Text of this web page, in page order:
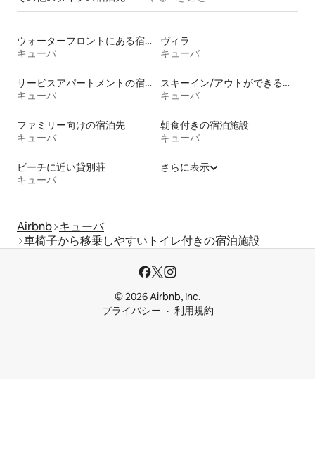
ウォーターフロントにある宿泊施設
キューバ
ヴィラ
キューバ
サービスアパートメントの宿泊施設
キューバ
スキーイン/アウトができる宿泊先
キューバ
ファミリー向けの宿泊先
キューバ
朝食付きの宿泊施設
キューバ
ビーチに近い貸別荘
キューバ
さらに表示
Airbnb キューバ
車椅子から移乗しやすいトイレ付きの宿泊施設
© 2026 Airbnb, Inc.
プライバシー
利用規約